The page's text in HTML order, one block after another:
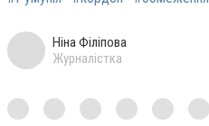
Ніна Філіпова
Журналістка